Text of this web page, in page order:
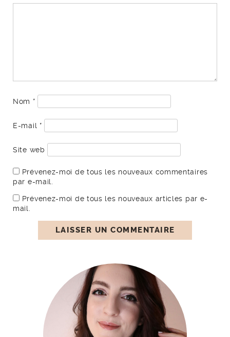
Nom *
E-mail *
Site web
Prévenez-moi de tous les nouveaux commentaires
par e-mail.
Prévenez-moi de tous les nouveaux articles par e-
mail.